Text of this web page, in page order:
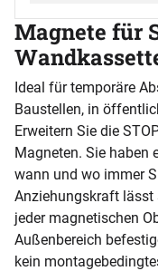
Magnete für
Ideal für temporäre
Baustellen, in
Erweitern Sie die
Magneten. Sie haben
wann und wo immer
Anziehungskraft lässt
jeder magnetischen
Außenbereich
kein